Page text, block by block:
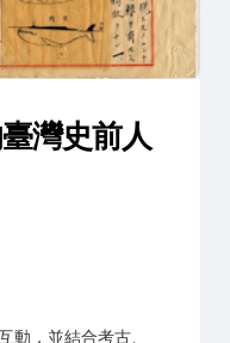
灣史前人
動，並結合考古、